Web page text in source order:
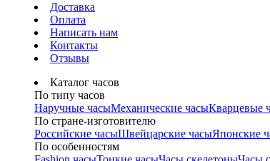
Доставка
Оплата
Написать нам
Контакты
Отзывы
Каталог часов
По типу часов
Наручные часыМеханические часыКварцевые
По стране-изготовителю
Российские часыШвейцарские часыЯпонские
По особенностям